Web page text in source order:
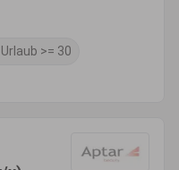
Urlaub >= 30